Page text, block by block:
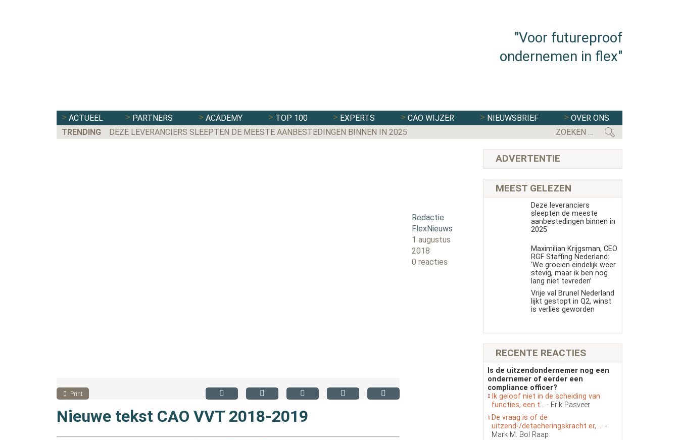
"Voor futureproof
ondernemen in flex"
ACTUEEL PARTNERS ACADEMY TOP 100 EXPERTS CAO WIJZER NIEUWSBRIEF
OVER ONS
TRENDING
DEZE LEVERANCIERS SLEEPTEN DE MEESTE AANBESTEDINGEN BINNEN IN 2025
Redactie
FlexNieuws
1 augustus
2018
0 reacties
Print
Nieuwe tekst CAO VVT 2018-2019
ADVERTENTIE
MEEST GELEZEN
Deze leveranciers
sleepten de meeste
aanbestedingen binnen in
2025
Maximilian Krijgsman, CEO
RGF Staffing Nederland:
‘We groeien eindelijk weer
stevig, maar ik ben nog
lang niet tevreden’
Vrije val Brunel Nederland
lijkt gestopt in Q2, winst
is verlies geworden
RECENTE REACTIES
Is de uitzendondernemer nog een
ondernemer of eerder een
compliance officer?
Ik geloof niet in de scheiding van
functies, een t... - Erik Pasveer
De vraag is of de
uitzend-/detacheringskracht er, ... -
Mark M. Bol Raap